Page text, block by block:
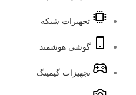
تجهیزات شبکه
گوشی هوشمند
تجهیزات گیمینگ